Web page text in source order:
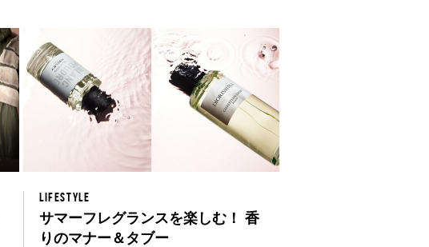
LIFESTYLE
サマーフレグランスを楽しむ！ 香
りのマナー＆タブー